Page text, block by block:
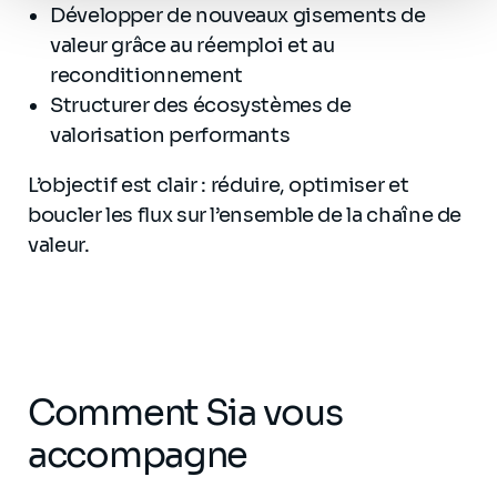
Développer de nouveaux gisements de
valeur grâce au réemploi et au
reconditionnement
Structurer des écosystèmes de
valorisation performants
L’objectif est clair : réduire, optimiser et
boucler les flux sur l’ensemble de la chaîne de
valeur.
Comment Sia vous
accompagne